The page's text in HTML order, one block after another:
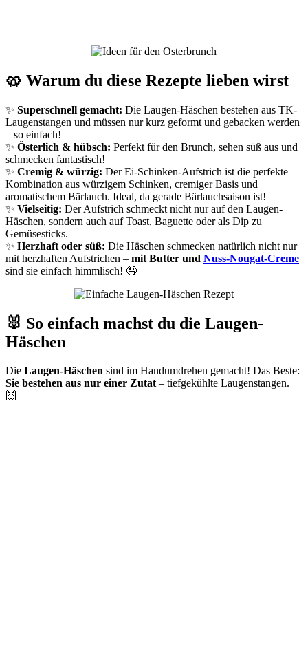
🥨 Warum du diese Rezepte lieben wirst
✨ Superschnell gemacht: Die Laugen-Häschen bestehen aus TK-
Laugenstangen und müssen nur kurz geformt und gebacken werden
– so einfach!
✨ Österlich & hübsch: Perfekt für den Brunch, sehen süß aus und
schmecken fantastisch!
✨ Cremig & würzig: Der Ei-Schinken-Aufstrich ist die perfekte
Kombination aus würzigem Schinken, cremiger Basis und
aromatischem Bärlauch. Ideal, da gerade Bärlauchsaison ist!
✨ Vielseitig: Der Aufstrich schmeckt nicht nur auf den Laugen-
Häschen, sondern auch auf Toast, Baguette oder als Dip zu
Gemüsesticks.
✨ Herzhaft oder süß: Die Häschen schmecken natürlich nicht nur
mit herzhaften Aufstrichen – mit Butter und Nuss-Nougat-Creme
sind sie einfach himmlisch! 🤤
🐰 So einfach machst du die Laugen-
Häschen
Die Laugen-Häschen sind im Handumdrehen gemacht! Das Beste:
Sie bestehen aus nur einer Zutat– tiefgekühlte Laugenstangen.
🙌